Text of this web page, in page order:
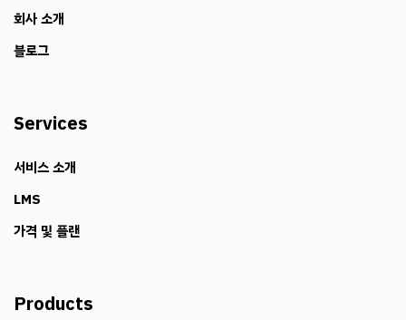
회사 소개
블로그
Services
서비스 소개
LMS
가격 및 플랜
Products